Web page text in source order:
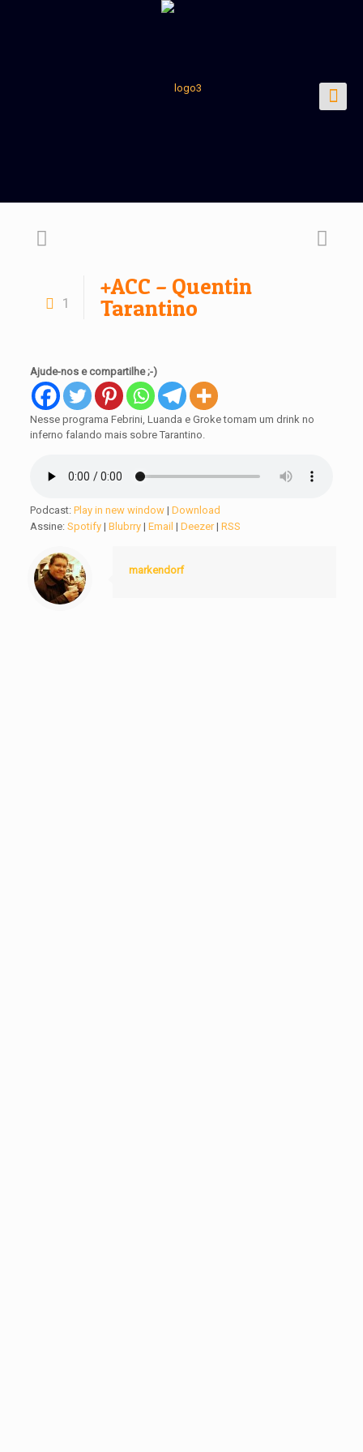
1
+ACC – Quentin
Tarantino
Ajude-nos e compartilhe ;-)
Nesse programa Febrini, Luanda e Groke tomam um drink no
inferno falando mais sobre Tarantino.
Podcast:Play in new window |Download
Assine:Spotify |Blubrry |Email |Deezer|RSS
markendorf